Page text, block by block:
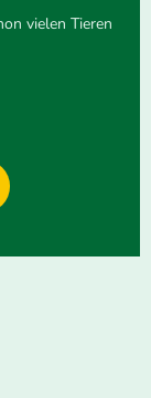
vielen Tieren